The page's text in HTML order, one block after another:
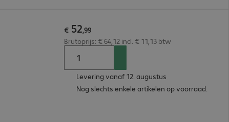
€ 52,99
Brutoprijs: € 64,12 incl. € 11,13 btw
Levering vanaf 12. augustus
Nog slechts enkele artikelen op voorraad.